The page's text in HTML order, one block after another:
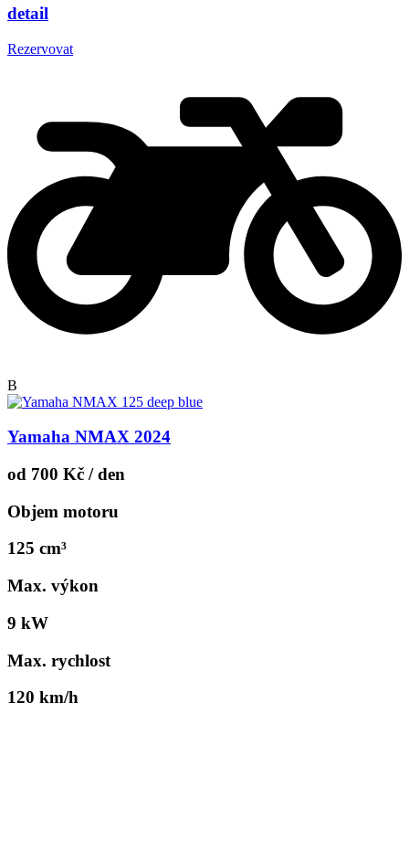
detail
Rezervovat
B
Yamaha NMAX 2024
od 700 Kč / den
Objem motoru
125 cm³
Max. výkon
9 kW
Max. rychlost
120 km/h